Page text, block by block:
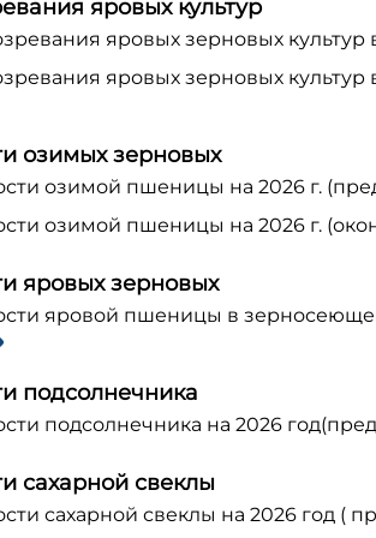
яровых культур
яровых зерновых культур
яровых зерновых культур
озимых зерновых
озимой пшеницы на 2026 г.
озимой пшеницы на 2026 г.
яровых зерновых
яровой пшеницы в
подсолнечника
подсолнечника на 2026
сахарной свеклы
сахарной свеклы на 2026 год (